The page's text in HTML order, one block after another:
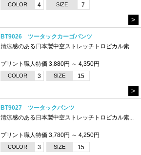
COLOR 4 SIZE 7
>
BT9026 ツータックカーゴパンツ
清涼感のある日本製中空ストレッチトロピカル素...
プリント職人特価 3,880円 ～ 4,350円
COLOR 3 SIZE 15
>
BT9027 ツータックパンツ
清涼感のある日本製中空ストレッチトロピカル素...
プリント職人特価 3,780円 ～ 4,250円
COLOR 3 SIZE 15